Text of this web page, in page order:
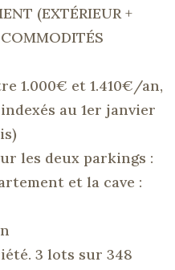
(EXTÉRIEUR +
1.000€ et 1.410€/an,
au 1er janvier
les deux parkings :
et la cave :
3 lots sur 348